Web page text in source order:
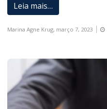
Leia mais…
Marina Agne Krug, março 7, 2023